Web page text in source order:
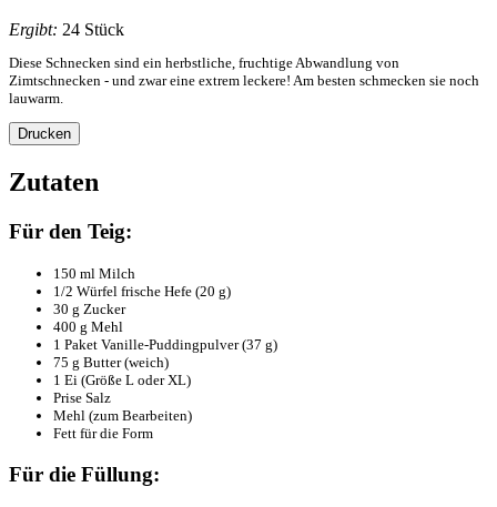
Ergibt: 24 Stück
Diese Schnecken sind ein herbstliche, fruchtige Abwandlung von
Zimtschnecken - und zwar eine extrem leckere! Am besten schmecken sie noch
lauwarm.
Drucken
Zutaten
Für den Teig:
150 ml Milch
1/2 Würfel frische Hefe (20 g)
30 g Zucker
400 g Mehl
1 Paket Vanille-Puddingpulver (37 g)
75 g Butter (weich)
1 Ei (Größe L oder XL)
Prise Salz
Mehl (zum Bearbeiten)
Fett für die Form
Für die Füllung: